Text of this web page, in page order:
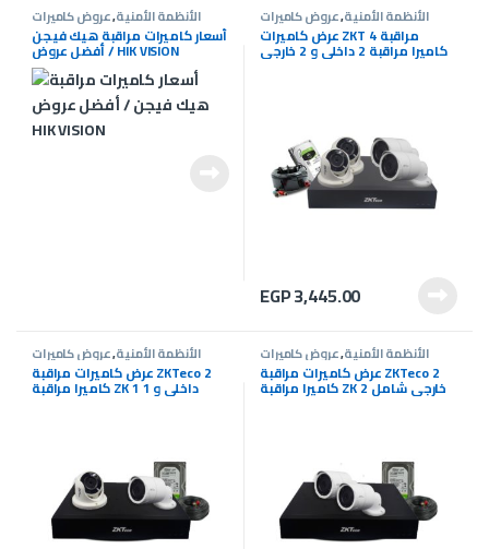
الأنظمة الأمنية,عروض كاميرات
المراقبة,كاميرات المراقبة
أسعار كاميرات مراقبة هيك فيجن
/ أفضل عروض HIK VISION
الأنظمة الأمنية,عروض كاميرات
المراقبة,كاميرات المراقبة
عرض كاميرات ZKT مراقبة 4
كاميرا مراقبة 2 داخلي و 2 خارجي
ZKT شامل التركيب
EGP3,445.00
الأنظمة الأمنية,عروض كاميرات
المراقبة,كاميرات المراقبة
عرض كاميرات مراقبة ZKTeco 2
كاميرا مراقبة ZK 1 داخلى و 1
خارجي شامل التركيب
الأنظمة الأمنية,عروض كاميرات
المراقبة,كاميرات المراقبة
عرض كاميرات مراقبة ZKTeco 2
كاميرا مراقبة ZK 2 خارجي شامل
التركيب